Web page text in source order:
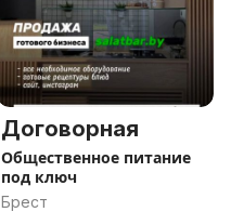
Договорная
Общественное питание
под ключ
Брест